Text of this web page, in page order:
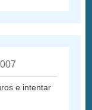
e intentar